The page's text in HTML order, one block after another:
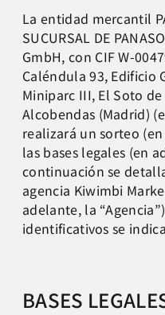
La entidad mercantil
SUCURSAL DE
GmbH, con CIF W-
Caléndula 93, Edificio
Miniparc III, El Soto
Alcobendas (Madrid)
realizará un sorteo
las bases legales (en
continuación se
agencia Kiwimbi
adelante, la
identificativos se
BASES